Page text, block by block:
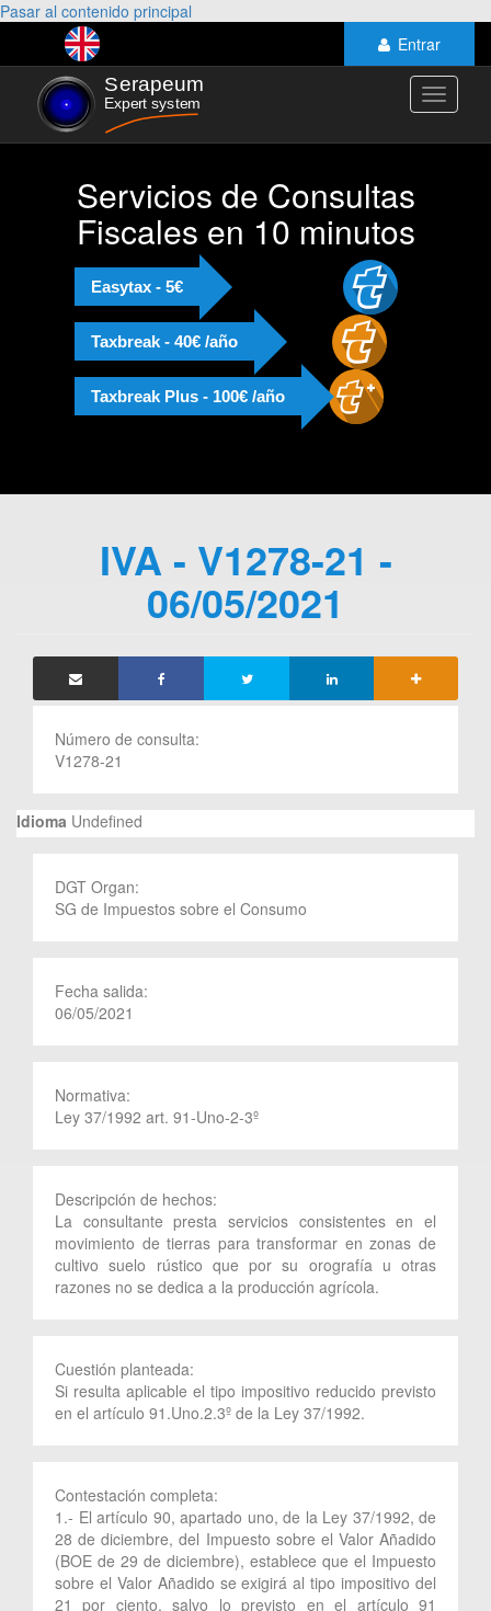
Pasar al contenido principal
Entrar
Toggle
Servicios de Consultas
Fiscales en 10 minutos
Easytax - 5€
Taxbreak - 40€ /año
Taxbreak Plus - 100€ /año
IVA - V1278-21 -
06/05/2021
Número de consulta:
V1278-21
Idioma Undefined
DGT Organ:
SG de Impuestos sobre el Consumo
Fecha salida:
06/05/2021
Normativa:
Ley 37/1992 art. 91-Uno-2-3º
Descripción de hechos:
La consultante presta servicios consistentes en el
movimiento de tierras para transformar en zonas de
cultivo suelo rústico que por su orografía u otras
razones no se dedica a la producción agrícola.
Cuestión planteada:
Si resulta aplicable el tipo impositivo reducido previsto
en el artículo 91.Uno.2.3º de la Ley 37/1992.
Contestación completa:
1.- El artículo 90, apartado uno, de la Ley 37/1992, de
28 de diciembre, del Impuesto sobre el Valor Añadido
(BOE de 29 de diciembre), establece que el Impuesto
sobre el Valor Añadido se exigirá al tipo impositivo del
21 por ciento, salvo lo previsto en el artículo 91